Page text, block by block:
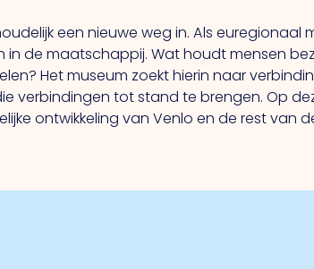
een nieuwe weg in. Als euregionaal
de maatschappij. Wat houdt mensen
Het museum zoekt hierin naar
verbindingen tot stand te brengen. Op
ontwikkeling van Venlo en de rest van